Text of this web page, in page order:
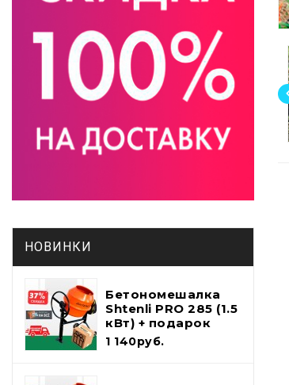
НОВИНКИ
Бетономешалка
Shtenli PRO 285 (1.5
кВт) + подарок
набор
инструментов и
1 140руб.